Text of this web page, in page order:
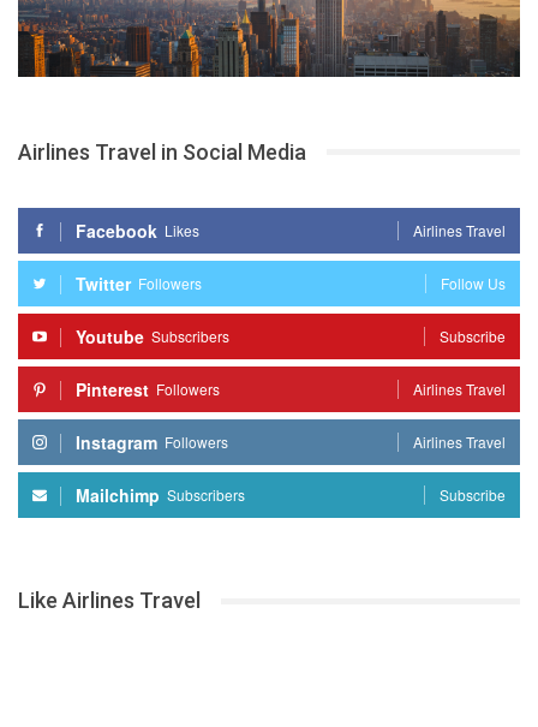
Airlines Travel in Social Media
Facebook Likes Airlines Travel
Twitter Followers Follow Us
Youtube Subscribers Subscribe
Pinterest Followers Airlines Travel
Instagram Followers Airlines Travel
Mailchimp Subscribers Subscribe
Like Airlines Travel